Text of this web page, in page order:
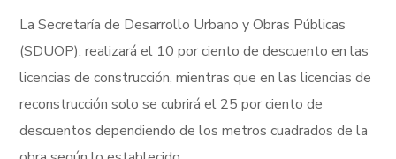
La Secretaría de Desarrollo Urbano y Obras Públicas
(SDUOP), realizará el 10 por ciento de descuento en las
licencias de construcción, mientras que en las licencias de
reconstrucción solo se cubrirá el 25 por ciento de
descuentos dependiendo de los metros cuadrados de la